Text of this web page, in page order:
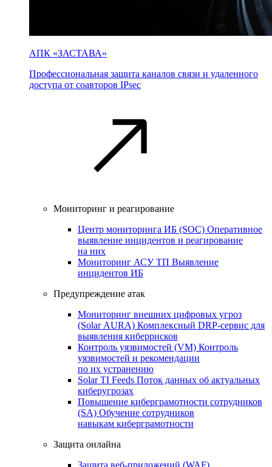
АПК «ЗАСТАВА»
Профессиональная защита каналов связи и удаленного
доступа от соавторов IPsec
Мониторинг и реагирование
Центр мониторинга ИБ (SOC) Оперативное
выявление инцидентов и реагирование
на них
Мониторинг АСУ ТП Выявление
инцидентов ИБ
Предупреждение атак
Мониторинг внешних цифровых угроз
(Solar AURA) Комплексный DRP-сервис для
выявления киберрисков
Контроль уязвимостей (VM) Контроль
уязвимостей и рекомендации
по их устранению
Solar TI Feeds Поток данных об актуальных
киберугрозах
Повышение киберграмотности сотрудников
(SA) Обучение сотрудников
навыкам киберграмотности
Защита онлайна
Защита веб-приложений (WAF)